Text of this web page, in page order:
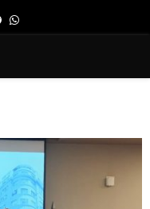
SpotifyWhatsapp